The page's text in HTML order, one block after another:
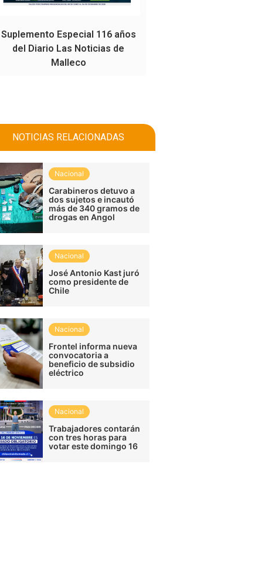
Suplemento Especial 116 años
del Diario Las Noticias de
Malleco
NOTICIAS RELACIONADAS
Nacional
Carabineros detuvo a
dos sujetos e incautó
más de 340 gramos de
drogas en Angol
Nacional
José Antonio Kast juró
como presidente de
Chile
Nacional
Frontel informa nueva
convocatoria a
beneficio de subsidio
eléctrico
Nacional
Trabajadores contarán
con tres horas para
votar este domingo 16